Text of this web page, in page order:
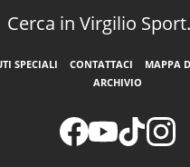
Cerca in Virgilio
SPECIALI CONTATTACI MAPPA
ARCHIVIO